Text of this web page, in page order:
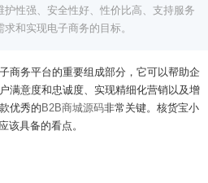
性强、安全性好、性价比高、支持服务
和实现电子商务的目标。
商务平台的重要组成部分，它可以帮助企
满意度和忠诚度、实现精细化营销以及增
优秀的 B2B商城源码非常关键。核货宝小
该具备的看点。